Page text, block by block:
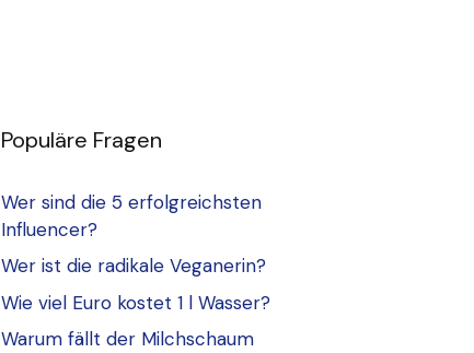
Populäre Fragen
Wer sind die 5 erfolgreichsten
Influencer?
Wer ist die radikale Veganerin?
Wie viel Euro kostet 1 l Wasser?
Warum fällt der Milchschaum